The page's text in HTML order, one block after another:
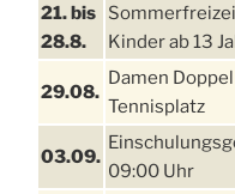
21. bis
28.8.
Kinder ab 13
29.08.
Damen
Tennisplatz
03.09.
09:00 Uhr